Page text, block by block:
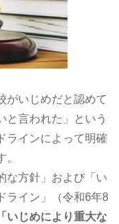
がいじめだと認めて
と言われた」という
ラインによって明確
な方針」および「い
ライン」（令和6年8
「いじめにより重大な